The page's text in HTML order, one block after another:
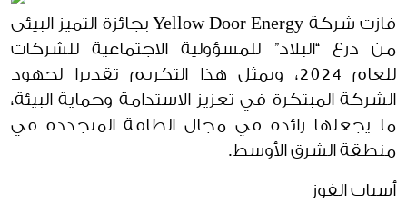
فازت شركة Yellow Door Energy بجائزة التميز البيئي
من درع “البلاد” للمسؤولية الاجتماعية للشركات
للعام 2024، ويمثل هذا التكريم تقديرا لجهود
الشركة المبتكرة في تعزيز الاستدامة وحماية البيئة،
ما يجعلها رائدة في مجال الطاقة المتجددة في
منطقة الشرق الأوسط.
أسباب الفوز